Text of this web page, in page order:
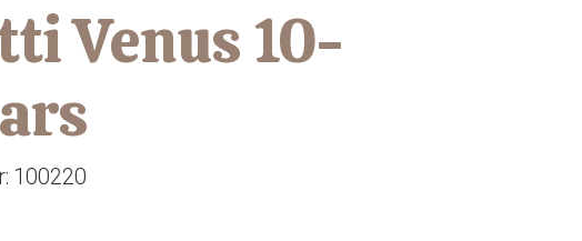
Venus 10-
100220